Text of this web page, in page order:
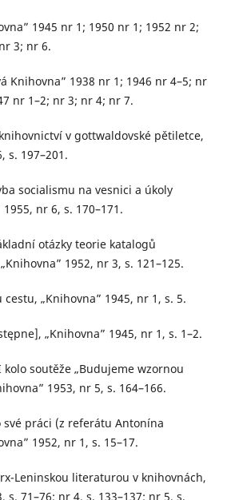
1945 nr 1; 1950 nr 1; 1952 nr 2;
3; nr 6.
Knihovna” 1938 nr 1; 1946 nr 4–5; nr
nr 1–2; nr 3; nr 4; nr 7.
v gottwaldovské pětiletce,
s. 197–201.
socialismu na vesnici a úkoly
nr 6, s. 170–171.
otázky teorie katalogů
1952, nr 3, s. 121–125.
cestu, „Knihovna” 1945, nr 1, s. 5.
„Knihovna” 1945, nr 1, s. 1–2.
kolo soutěže „Budujeme wzornou
1953, nr 5, s. 164–166.
své práci (z referátu Antonína
1952, nr 1, s. 15–17.
Leninskou literaturou v knihovnách,
s. 71–76; nr 4, s. 133–137; nr 5, s.